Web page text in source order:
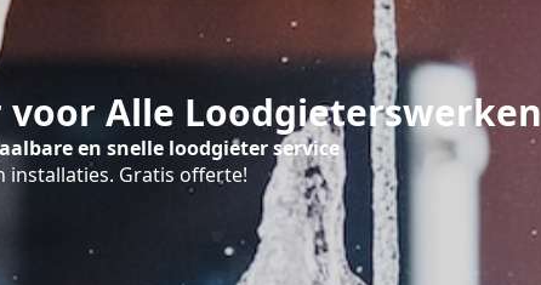
Alle Loodgieterswerken
en snelle loodgieter service
installaties. Gratis offerte!